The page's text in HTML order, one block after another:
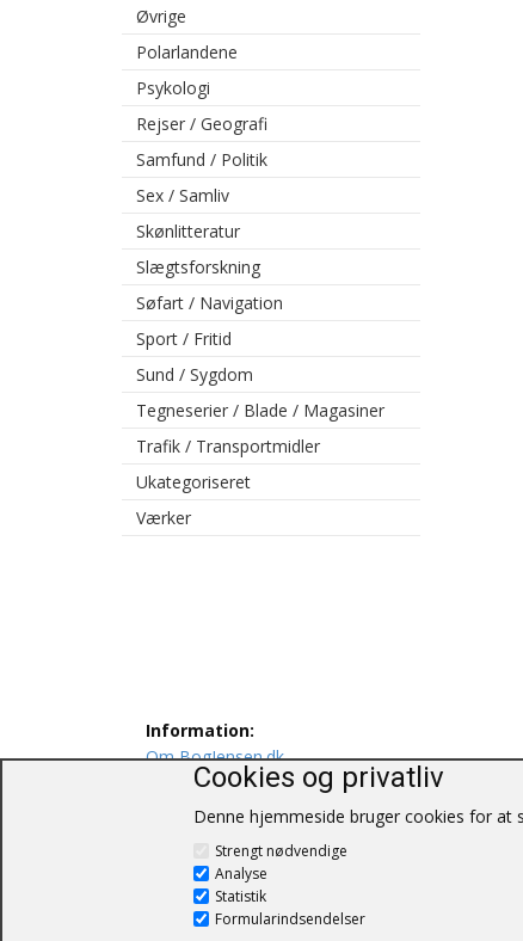
Øvrige
Polarlandene
Psykologi
Rejser / Geografi
Samfund / Politik
Sex / Samliv
Skønlitteratur
Slægtsforskning
Søfart / Navigation
Sport / Fritid
Sund / Sygdom
Tegneserier / Blade / Magasiner
Trafik / Transportmidler
Ukategoriseret
Værker
Information:
Om BogJensen.dk
Levering
Persondatapolitik
Salgs og leveringsbetingelser
Kontakt os
Cookies og privatliv
Denne hjemmeside bruger cookies for at
Strengt nødvendige
Analyse
Statistik
Formularindsendelser